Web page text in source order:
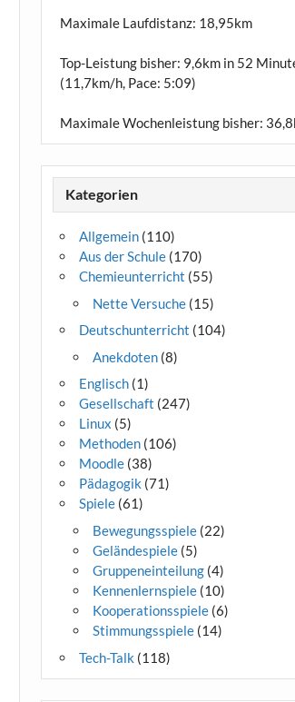
Maximale Laufdistanz: 18,95km
Top-Leistung bisher: 9,6km in 52
(11,7km/h, Pace: 5:09)
Maximale Wochenleistung bisher:
Kategorien
Allgemein (110)
Aus der Schule (170)
Chemieunterricht (55)
Nette Versuche (15)
Deutschunterricht (104)
Anekdoten (8)
Englisch (1)
Gesellschaft (247)
Linux (5)
Methoden (106)
Moodle (38)
Pädagogik (71)
Spiele (61)
Bewegungsspiele (22)
Geländespiele (5)
Gruppeneinteilung (4)
Kennenlernspiele (10)
Kooperationsspiele (6)
Stimmungsspiele (14)
Tech-Talk (118)